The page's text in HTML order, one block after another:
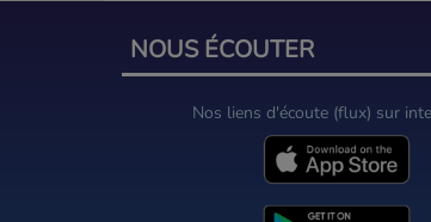
NOUS ÉCOUTER
Nos liens d'écoute (flux) sur